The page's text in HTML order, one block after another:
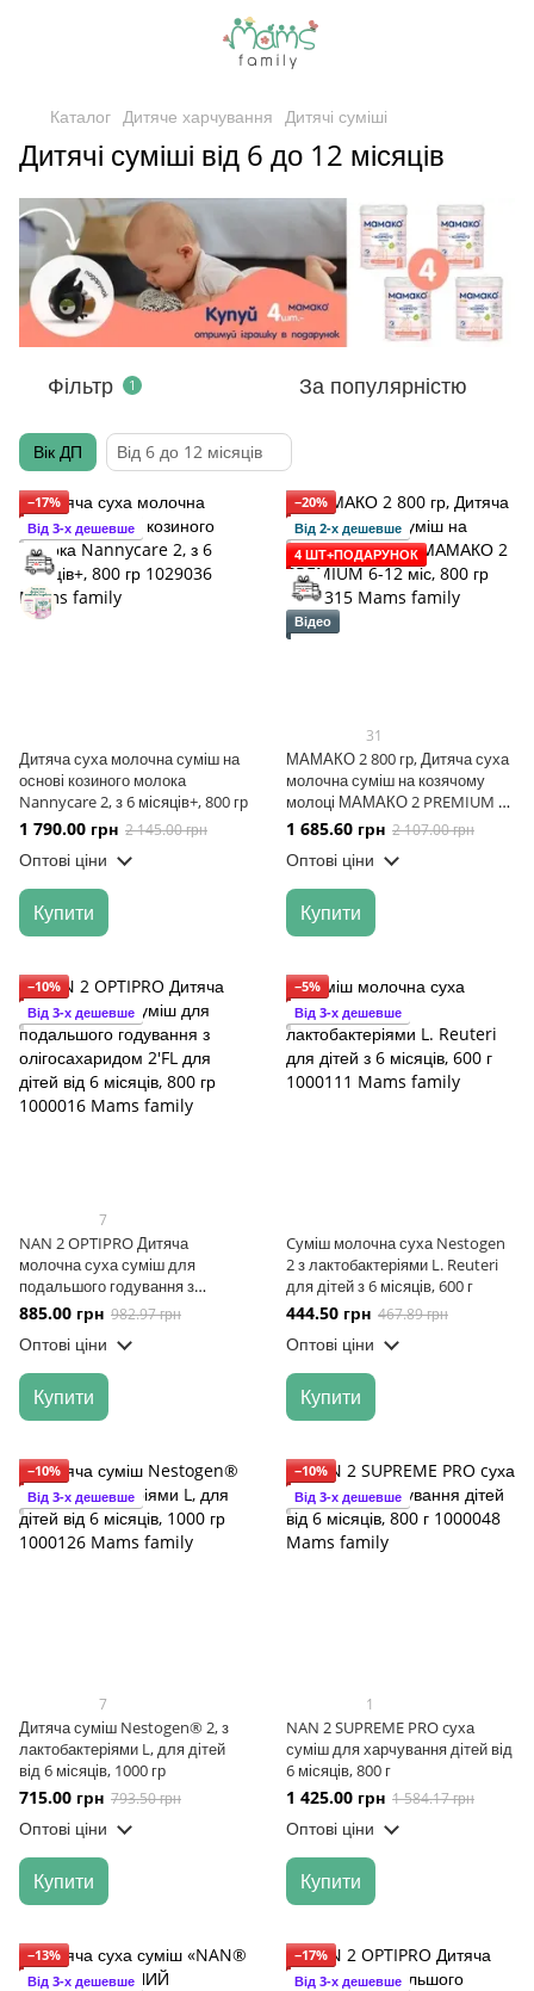
Каталог Дитяче харчування Дитячі суміші
Дитячі суміші від 6 до 12 місяців
Фільтр 1 За популярністю
Вік ДП Від 6 до 12 місяців
−17%
Від 3-х дешевше
Дитяча суха молочна суміш на
основі козиного молока
Nannycare 2, з 6 місяців+, 800 гр
1 790.00 грн 2 145.00 грн
Оптові ціни
Купити
−20%
Від 2-х дешевше
4 ШТ+ПОДАРУНОК
Відео
31
МАМАКО 2 800 гр, Дитяча суха
молочна суміш на козячому
молоці МАМАКО 2 PREMIUM 6-
12 міс, 800 гр
1 685.60 грн 2 107.00 грн
Оптові ціни
Купити
−10%
Від 3-х дешевше
7
NAN 2 OPTIPRO Дитяча
молочна суха суміш для
подальшого годування з
олігосахаридом 2'FL для дітей
від 6 місяців, 800 гр
885.00 грн 982.97 грн
Оптові ціни
Купити
−5%
Від 3-х дешевше
Cуміш молочна суха Nestogen
2 з лактобактеріями L. Reuteri
для дітей з 6 місяців, 600 г
444.50 грн 467.89 грн
Оптові ціни
Купити
−10%
Від 3-х дешевше
7
Дитяча суміш Nestogen® 2, з
лактобактеріями L, для дітей
від 6 місяців, 1000 гр
715.00 грн 793.50 грн
Оптові ціни
Купити
−10%
Від 3-х дешевше
1
NAN 2 SUPREME PRO cуха
суміш для харчування дітей від
6 місяців, 800 г
1 425.00 грн 1 584.17 грн
Оптові ціни
Купити
−13%
Від 3-х дешевше
−17%
Від 3-х дешевше